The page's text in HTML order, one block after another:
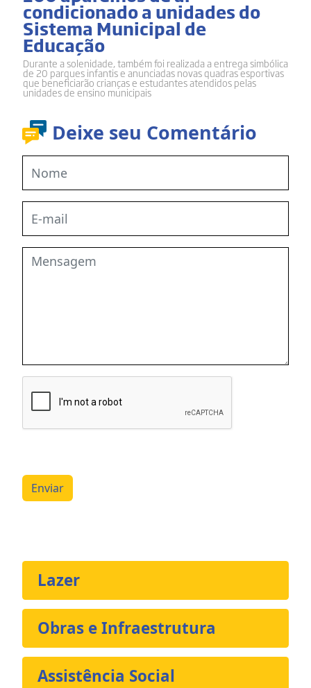
Deixe seu Comentário
Enviar
condicionado a unidades do
Sistema Municipal de
Educação
Durante a solenidade, também foi realizada a entrega simbólica
de 20 parques infantis e anunciadas novas quadras esportivas
que beneficiarão crianças e estudantes atendidos pelas
unidades de ensino municipais
Lazer
Obras e Infraestrutura
Assistência Social